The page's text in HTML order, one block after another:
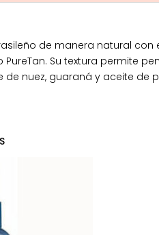
de manera natural
Su textura permite
de nuez, guaraná y aceite